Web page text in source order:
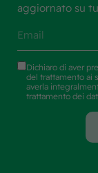
aggiornato su
Dichiaro di aver
del trattamento ai
averla
trattamento dei